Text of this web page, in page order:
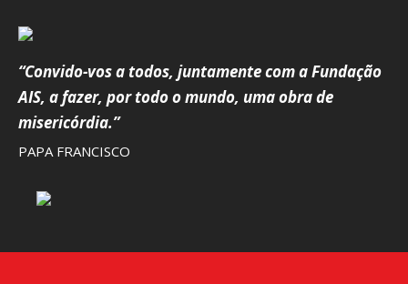
“Convido-vos a todos, juntamente com a Fundação
AIS, a fazer, por todo o mundo, uma obra de
misericórdia.”
PAPA FRANCISCO